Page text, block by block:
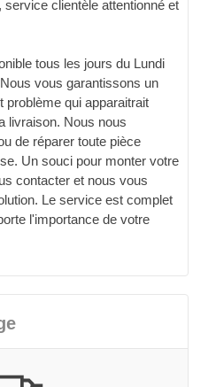
service clientèle attentionné et
tous les jours du Lundi
vous garantissons un
qui apparaitrait
livraison. Nous nous
de réparer toute pièce
Un souci pour monter votre
contacter et nous vous
Le service est complet
l'importance de votre